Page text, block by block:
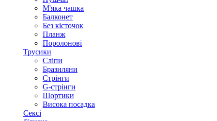
М'яка чашка
Балконет
Без кісточок
Планж
Поролонові
Трусики
Сліпи
Бразиляни
Стрінги
G-стрінги
Шортики
Висока посадка
Сексі